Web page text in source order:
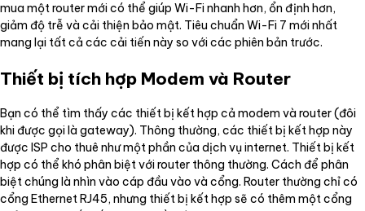
mua một router mới có thể giúp Wi-Fi nhanh hơn, ổn định hơn,
giảm độ trễ và cải thiện bảo mật. Tiêu chuẩn Wi-Fi 7 mới nhất
mang lại tất cả các cải tiến này so với các phiên bản trước.
Thiết bị tích hợp Modem và Router
Bạn có thể tìm thấy các thiết bị kết hợp cả modem và router (đôi
khi được gọi là gateway). Thông thường, các thiết bị kết hợp này
được ISP cho thuê như một phần của dịch vụ internet. Thiết bị kết
hợp có thể khó phân biệt với router thông thường. Cách để phân
biệt chúng là nhìn vào cáp đầu vào và cổng. Router thường chỉ có
cổng Ethernet RJ45, nhưng thiết bị kết hợp sẽ có thêm một cổng